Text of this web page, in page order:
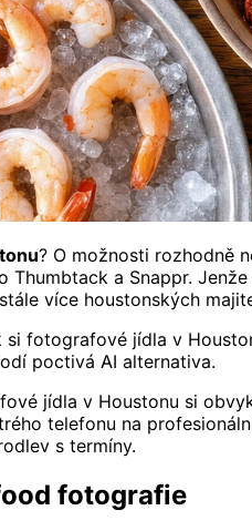
? O možnosti rozhodně
Thumbtack a Snappr.
více houstonských
fotografové jídla v
poctivá AI alternativa.
jídla v Houstonu si
telefonu na
s termíny.
fotografie